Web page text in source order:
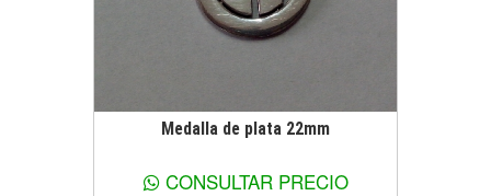
Ver más información
Medalla de plata 22mm
CONSULTAR PRECIO